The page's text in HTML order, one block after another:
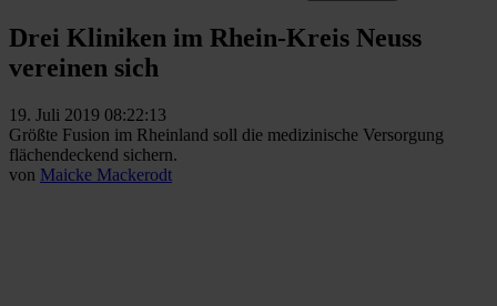
Drei Kliniken im Rhein-Kreis Neuss
vereinen sich
19. Juli 2019 08:22:13
Größte Fusion im Rheinland soll die medizinische Versorgung
flächendeckend sichern.
von Maicke Mackerodt